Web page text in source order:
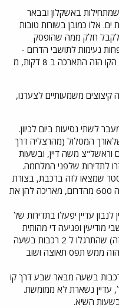
(אלו שמתחילות באשקלון ובבאר
אלו כמובן בשורות טובות
לקבל חלק ממה שהופסק
נעימות לתושבי הדרום -
הנסיעה מבאר שבע למרכז דרך הקו הזה התארכה ב 8 דקות, מ
ה 31.5? שלושה קיצוצים משמעותיים לצערנו,
מעבר לשתי נסיעות ביום לכיוון.
המסלול (מהרצליה דרך
וראשל"צ משה דיין, ובשעות
לתדירות שלפני המלחמה.
שמצאו לזה ברכבת, בצורת
הוספת עצירות לרכבות בסדרת ה 600 מהדרום, מאריכה להן את
עדיין יפעלו בתדירות של
ופגיעה די מהותית
ביוממים (ויש הרבה מאוד בקו הזה) שהתרגלו ל 2 רכבות בשעה
הזה ממש תפס תאוצה ושוב
בשעה מבאר שבע דרך קו
נשארת לא ממומשת.
השיא.